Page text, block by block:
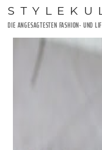
Zum
Inhalt
DIE ANGESAGTESTEN FASHION- UND